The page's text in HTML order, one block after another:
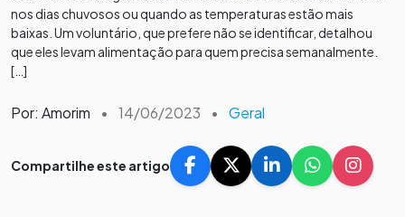
nos dias chuvosos ou quando as temperaturas estão mais
baixas. Um voluntário, que prefere não se identificar, detalhou
que eles levam alimentação para quem precisa semanalmente.
[…]
Por: Amorim • 14/06/2023 • Geral
Compartilhe este artigo